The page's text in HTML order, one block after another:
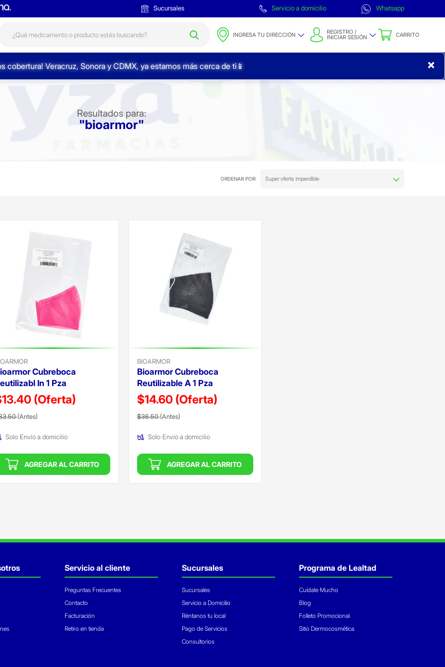
Sucursales Servicio a domicilio Whatsapp
INGRESA TU DIRECCIÓN REGISTRO /
INICIAR SESIÓN CARRITO
cobertura! Veracruz, Sonora y CDMX, ya estamos más cerca de ti📱 ×
Resultados para:
"bioarmor"
ORDENAR POR: Super oferta imperdible
Cubreboca
In 1 Pza
(Oferta)
reducido de
(Antes)
Solo Envío a domicilio
AGREGAR AL CARRITO
BIOARMOR
Bioarmor Cubreboca
Reutilizable A 1 Pza
$14.60 (Oferta)
Precio reducido de
$36.50(Antes)
Solo Envío a domicilio
AGREGAR AL CARRITO
Servicio al cliente
Preguntas Frecuentes
Contacto
Facturación
Retiro en tienda
Sucursales
Sucursales
Servicio a Domicilio
Réntanos tu local
Pago de Servicios
Consultorios
Programa de Lealtad
Cuídate Mucho
Blog
Folleto Promocional
Sitio Dermocosmética